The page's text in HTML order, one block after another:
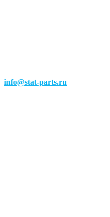
info@stat-parts.ru